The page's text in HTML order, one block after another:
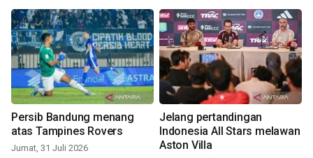
Persib Bandung menang
atas Tampines Rovers
Jumat, 31 Juli 2026
Jelang pertandingan
Indonesia All Stars melawan
Aston Villa